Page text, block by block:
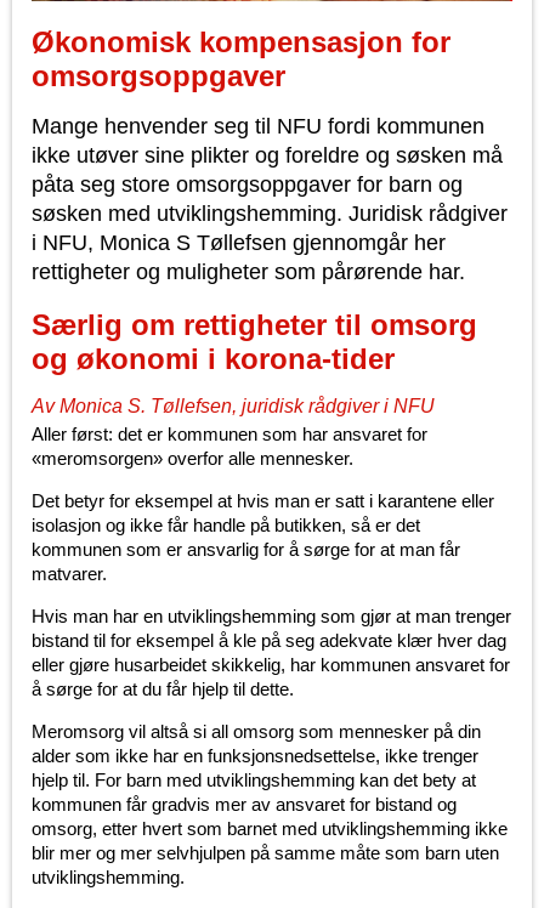
Økonomisk kompensasjon for
omsorgsoppgaver
Mange henvender seg til NFU fordi kommunen
ikke utøver sine plikter og foreldre og søsken må
påta seg store omsorgsoppgaver for barn og
søsken med utviklingshemming. Juridisk rådgiver
i NFU, Monica S Tøllefsen gjennomgår her
rettigheter og muligheter som pårørende har.
Særlig om rettigheter til omsorg
og økonomi i korona-tider
Av Monica S. Tøllefsen, juridisk rådgiver i NFU
Aller først: det er kommunen som har ansvaret for
«meromsorgen» overfor alle mennesker.
Det betyr for eksempel at hvis man er satt i karantene eller
isolasjon og ikke får handle på butikken, så er det
kommunen som er ansvarlig for å sørge for at man får
matvarer.
Hvis man har en utviklingshemming som gjør at man trenger
bistand til for eksempel å kle på seg adekvate klær hver dag
eller gjøre husarbeidet skikkelig, har kommunen ansvaret for
å sørge for at du får hjelp til dette.
Meromsorg vil altså si all omsorg som mennesker på din
alder som ikke har en funksjonsnedsettelse, ikke trenger
hjelp til. For barn med utviklingshemming kan det bety at
kommunen får gradvis mer av ansvaret for bistand og
omsorg, etter hvert som barnet med utviklingshemming ikke
blir mer og mer selvhjulpen på samme måte som barn uten
utviklingshemming.